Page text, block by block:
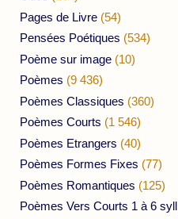
Pages de Livre (54)
Pensées Poétiques (534)
Poème sur image (10)
Poèmes (9 436)
Poèmes Classiques (360)
Poèmes Courts (1 546)
Poèmes Etrangers (40)
Poèmes Formes Fixes (77)
Poèmes Romantiques (125)
Poèmes Vers Courts 1 à 6 syll